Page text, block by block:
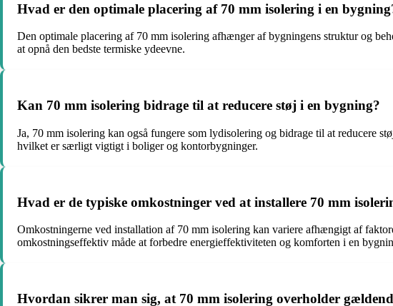
Hvad er den optimale placering af 70 mm isolering i en
Den optimale placering af 70 mm isolering afhænger af bygningens struktur og
at opnå den bedste termiske ydeevne.
Kan 70 mm isolering bidrage til at reducere støj i en bygning?
Ja, 70 mm isolering kan også fungere som lydisolering og bidrage til at reducere
hvilket er særligt vigtigt i boliger og kontorbygninger.
Hvad er de typiske omkostninger ved at installere 70 mm
Omkostningerne ved installation af 70 mm isolering kan variere afhængigt af
omkostningseffektiv måde at forbedre energieffektiviteten og komforten i en
Hvordan sikrer man sig, at 70 mm isolering overholder